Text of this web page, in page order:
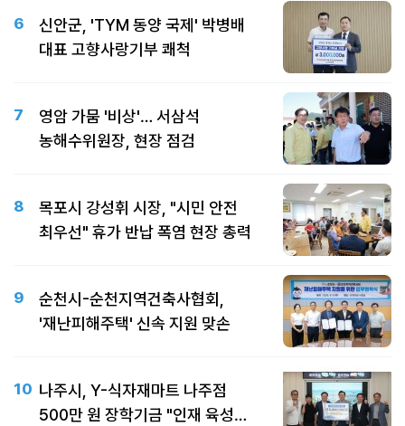
6
신안군, 'TYM 동양 국제' 박병배
대표 고향사랑기부 쾌척
7
영암 가뭄 '비상'… 서삼석
농해수위원장, 현장 점검
8
목포시 강성휘 시장, "시민 안전
최우선" 휴가 반납 폭염 현장 총력
9
순천시-순천지역건축사협회,
'재난피해주택' 신속 지원 맞손
10 나주시, Y-식자재마트 나주점
500만 원 장학기금 "인재 육성